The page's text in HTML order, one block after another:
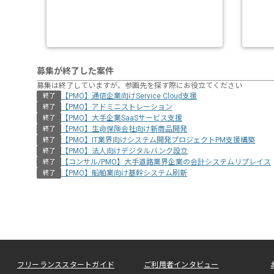
募集が終了した案件
募集は終了していますが、参画先を探す際にお役立てください
終了 【PMO】通信企業向けService Cloud支援
終了 【PMO】アドミニストレーション
終了 【PMO】大手企業SaaSサービス支援
終了 【PMO】生命保険会社向け新商品開発
終了 【PMO】IT業界向けシステム開発プロジェクトPM支援構築
終了 【PMO】法人向けデジタルバンク設立
終了 【コンサル/PMO】大手道路業界企業の会計システムリプレイス
終了 【PMO】船舶業向け基幹システム刷新
フリーランススタートガイド ご利用者インタビュー